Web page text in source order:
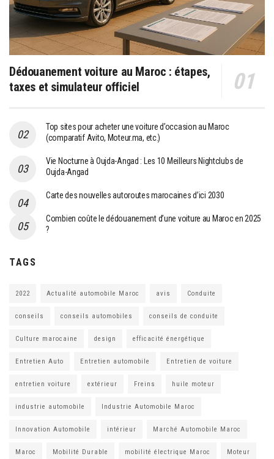
Dédouanement voiture au Maroc : étapes,
taxes et simulateur officiel
Top sites pour acheter une voiture d’occasion au Maroc
(comparatif Avito, Moteur.ma, etc.)
Vie Nocturne à Oujda-Angad : Les 10 Meilleurs Nightclubs de
Oujda-Angad
Carte des nouvelles autoroutes marocaines d’ici 2030
Combien coûte le dédouanement d’une voiture au Maroc en 2025
?
TAGS
2022 Actualité automobile Maroc avis Conduite
conseils conseils automobiles conseils de conduite
Culture marocaine design efficacité énergétique
Entretien Auto Entretien automobile Entretien de voiture
entretien voiture extérieur Freins huile moteur
industrie automobile Industrie Automobile Maroc
Innovation Automobile intérieur Marché Automobile Maroc
Maroc Mobilité Durable mobilité électrique Maroc Moteur